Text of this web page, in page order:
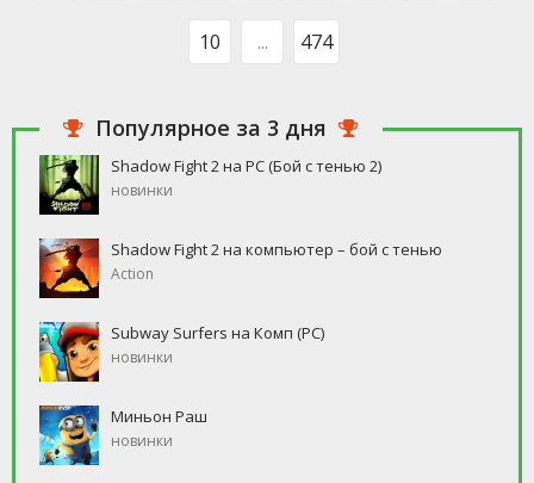
10 ... 474
Популярное за 3 дня
Shadow Fight 2 на PC (Бой с тенью 2)
новинки
Shadow Fight 2 на компьютер – бой с тенью
Action
Subway Surfers на Комп (PC)
новинки
Миньон Раш
новинки